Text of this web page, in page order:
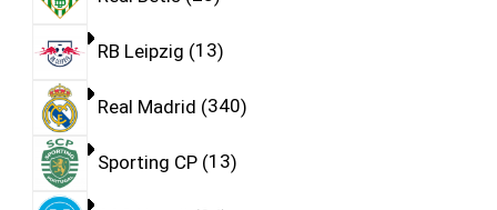
RB Leipzig 13
Real Madrid 340
Sporting CP 13